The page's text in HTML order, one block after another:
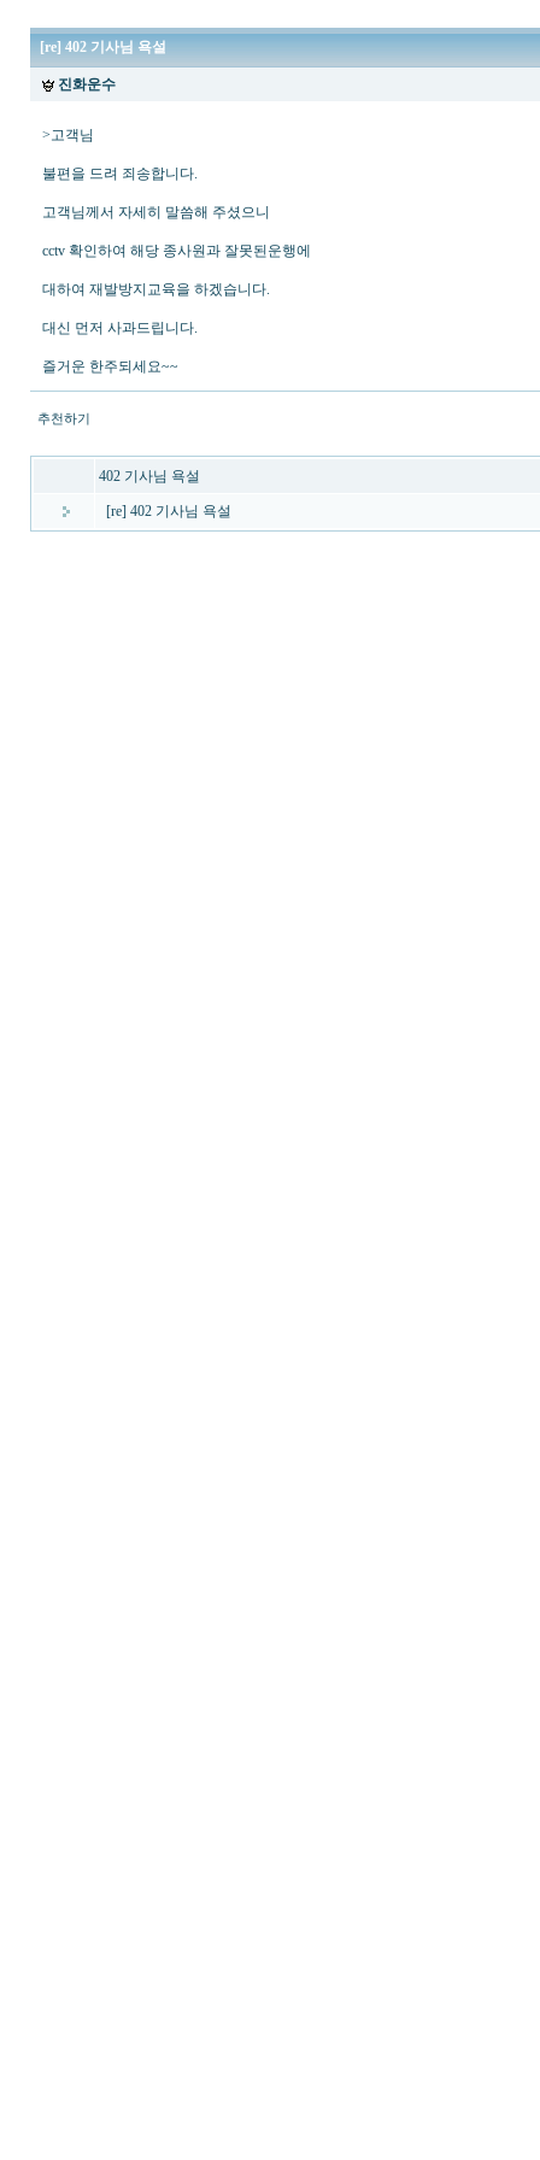
[re] 402 기사님 욕설
진화운수
>고객님
불편을 드려 죄송합니다.
고객님께서 자세히 말씀해 주셨으니
cctv 확인하여 해당 종사원과 잘못된운행에
대하여 재발방지교육을 하겠습니다.
대신 먼저 사과드립니다.
즐거운 한주되세요~~
추천하기
402 기사님 욕설
[re] 402 기사님 욕설